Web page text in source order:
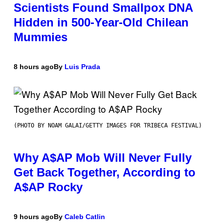
Scientists Found Smallpox DNA
Hidden in 500-Year-Old Chilean
Mummies
8 hours agoBy Luis Prada
(PHOTO BY NOAM GALAI/GETTY IMAGES FOR TRIBECA FESTIVAL)
Why A$AP Mob Will Never Fully
Get Back Together, According to
A$AP Rocky
9 hours agoBy Caleb Catlin